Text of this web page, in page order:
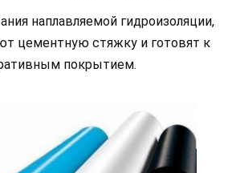
наплавляемой гидроизоляции,
цементную стяжку и готовят к
покрытием.